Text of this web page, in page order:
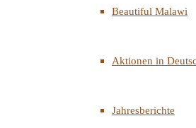
Beautiful Malawi
Aktionen in
Jahresberichte